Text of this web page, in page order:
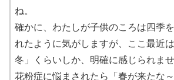
ね。
確かに、わたしが子供のころは四季
れたように気がしますが、ここ最近は
冬」くらいしか、明確に感じられませ
花粉症に悩まされたら「春が来たな